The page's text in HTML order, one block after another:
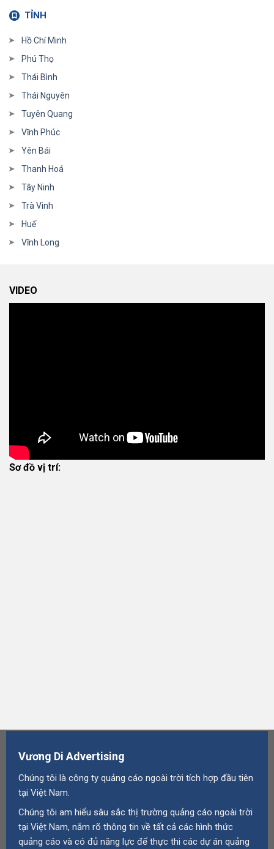
TỈNH
Hồ Chí Minh
Phú Thọ
Thái Bình
Thái Nguyên
Tuyên Quang
Vĩnh Phúc
Yên Bái
Thanh Hoá
Tây Ninh
Trà Vinh
Huế
Vĩnh Long
VIDEO
Sơ đồ vị trí:
Vương Di Advertising
Chúng tôi là công ty quảng cáo ngoài trời tích hợp đầu tiên
tại Việt Nam.
Chúng tôi am hiểu sâu sắc thị trường quảng cáo ngoài trời
tại Việt Nam, nắm rõ thông tin về tất cả các hình thức
quảng cáo và có đủ năng lực để thực thi các dự án quảng